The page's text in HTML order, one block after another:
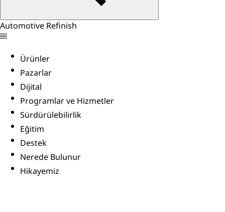
Automotive Refinish
Ürünler
Pazarlar
Dijital
Programlar ve Hizmetler
Sürdürülebilirlik
Eğitim
Destek
Nerede Bulunur
Hikayemiz